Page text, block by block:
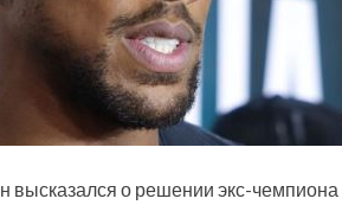
высказался о решении экс-